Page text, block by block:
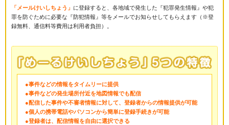
「メールけいしちょう」 に登録すると、各地域で発生した『犯罪発生情報』や犯
罪を防ぐために必要な『防犯情報』等をメールでお知らせしてもらえます（※登
録無料、通信料等費用は利用者負担）。
●事件などの情報をタイムリーに提供
●事件などの発生場所付近を地図情報でも配信
●配信した事件や不審者情報に対して、登録者からの情報提供が可能
●個人の携帯電話やパソコンから簡単に登録手続きが可能
●登録者は、配信情報を自由に選択できる